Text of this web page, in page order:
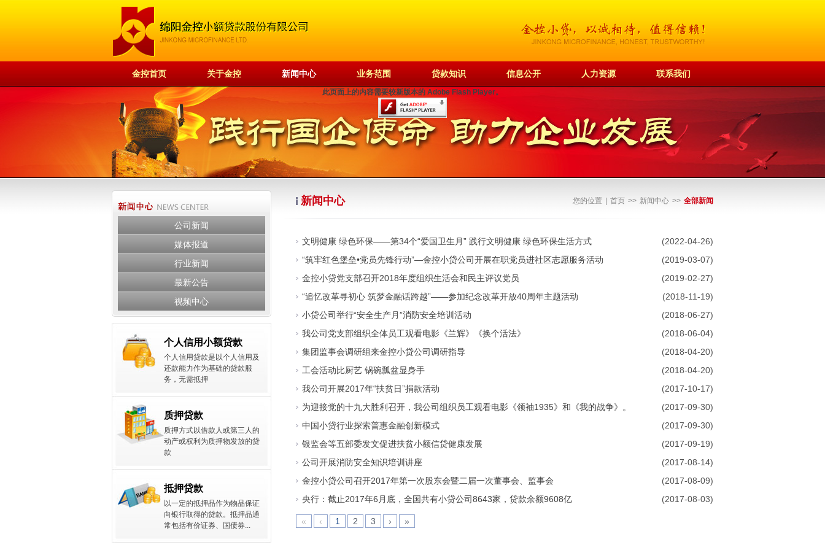
金控首页 关于金控 新闻中心 业务范围 贷款知识 信息公开 人力资源 联系我们
此页面上的内容需要较新版本的 Adobe Flash Player。
公司新闻
媒体报道
行业新闻
最新公告
视频中心
个人信用小额贷款
个人信用贷款是以个人信用及
还款能力作为基础的贷款服
务，无需抵押
质押贷款
质押方式以借款人或第三人的
动产或权利为质押物发放的贷
款
抵押贷款
以一定的抵押品作为物品保证
向银行取得的贷款。抵押品通
常包括有价证券、国债券...
新闻中心 您的位置 首页 >> 新闻中心 >> 全部新闻
文明健康 绿色环保——第34个“爱国卫生月” 践行文明健康 绿色环保生活方式
(2022-04-26)
“筑牢红色堡垒•党员先锋行动”—金控小贷公司开展在职党员进社区志愿服务活动
(2019-03-07)
金控小贷党支部召开2018年度组织生活会和民主评议党员
(2019-02-27)
“追忆改革寻初心 筑梦金融话跨越”——参加纪念改革开放40周年主题活动
(2018-11-19)
小贷公司举行“安全生产月”消防安全培训活动
(2018-06-27)
我公司党支部组织全体员工观看电影《兰辉》《换个活法》
(2018-06-04)
集团监事会调研组来金控小贷公司调研指导
(2018-04-20)
工会活动比厨艺 锅碗瓢盆显身手
(2018-04-20)
我公司开展2017年“扶贫日”捐款活动
(2017-10-17)
为迎接党的十九大胜利召开，我公司组织员工观看电影《领袖1935》和《我的战争》。
(2017-09-30)
中国小贷行业探索普惠金融创新模式
(2017-09-30)
银监会等五部委发文促进扶贫小额信贷健康发展
(2017-09-19)
公司开展消防安全知识培训讲座
(2017-08-14)
金控小贷公司召开2017年第一次股东会暨二届一次董事会、监事会
(2017-08-09)
央行：截止2017年6月底，全国共有小贷公司8643家，贷款余额9608亿
(2017-08-03)
« ‹ 1 2 3 › »